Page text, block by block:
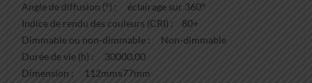
Angle de diffusion (°) : éclairage sur 360°
Indice de rendu des couleurs (CRI) : 80+
Dimmable ou non-dimmable : Non-dimmable
Durée de vie (h) : 30000,00
Dimension : 112mmx77mm